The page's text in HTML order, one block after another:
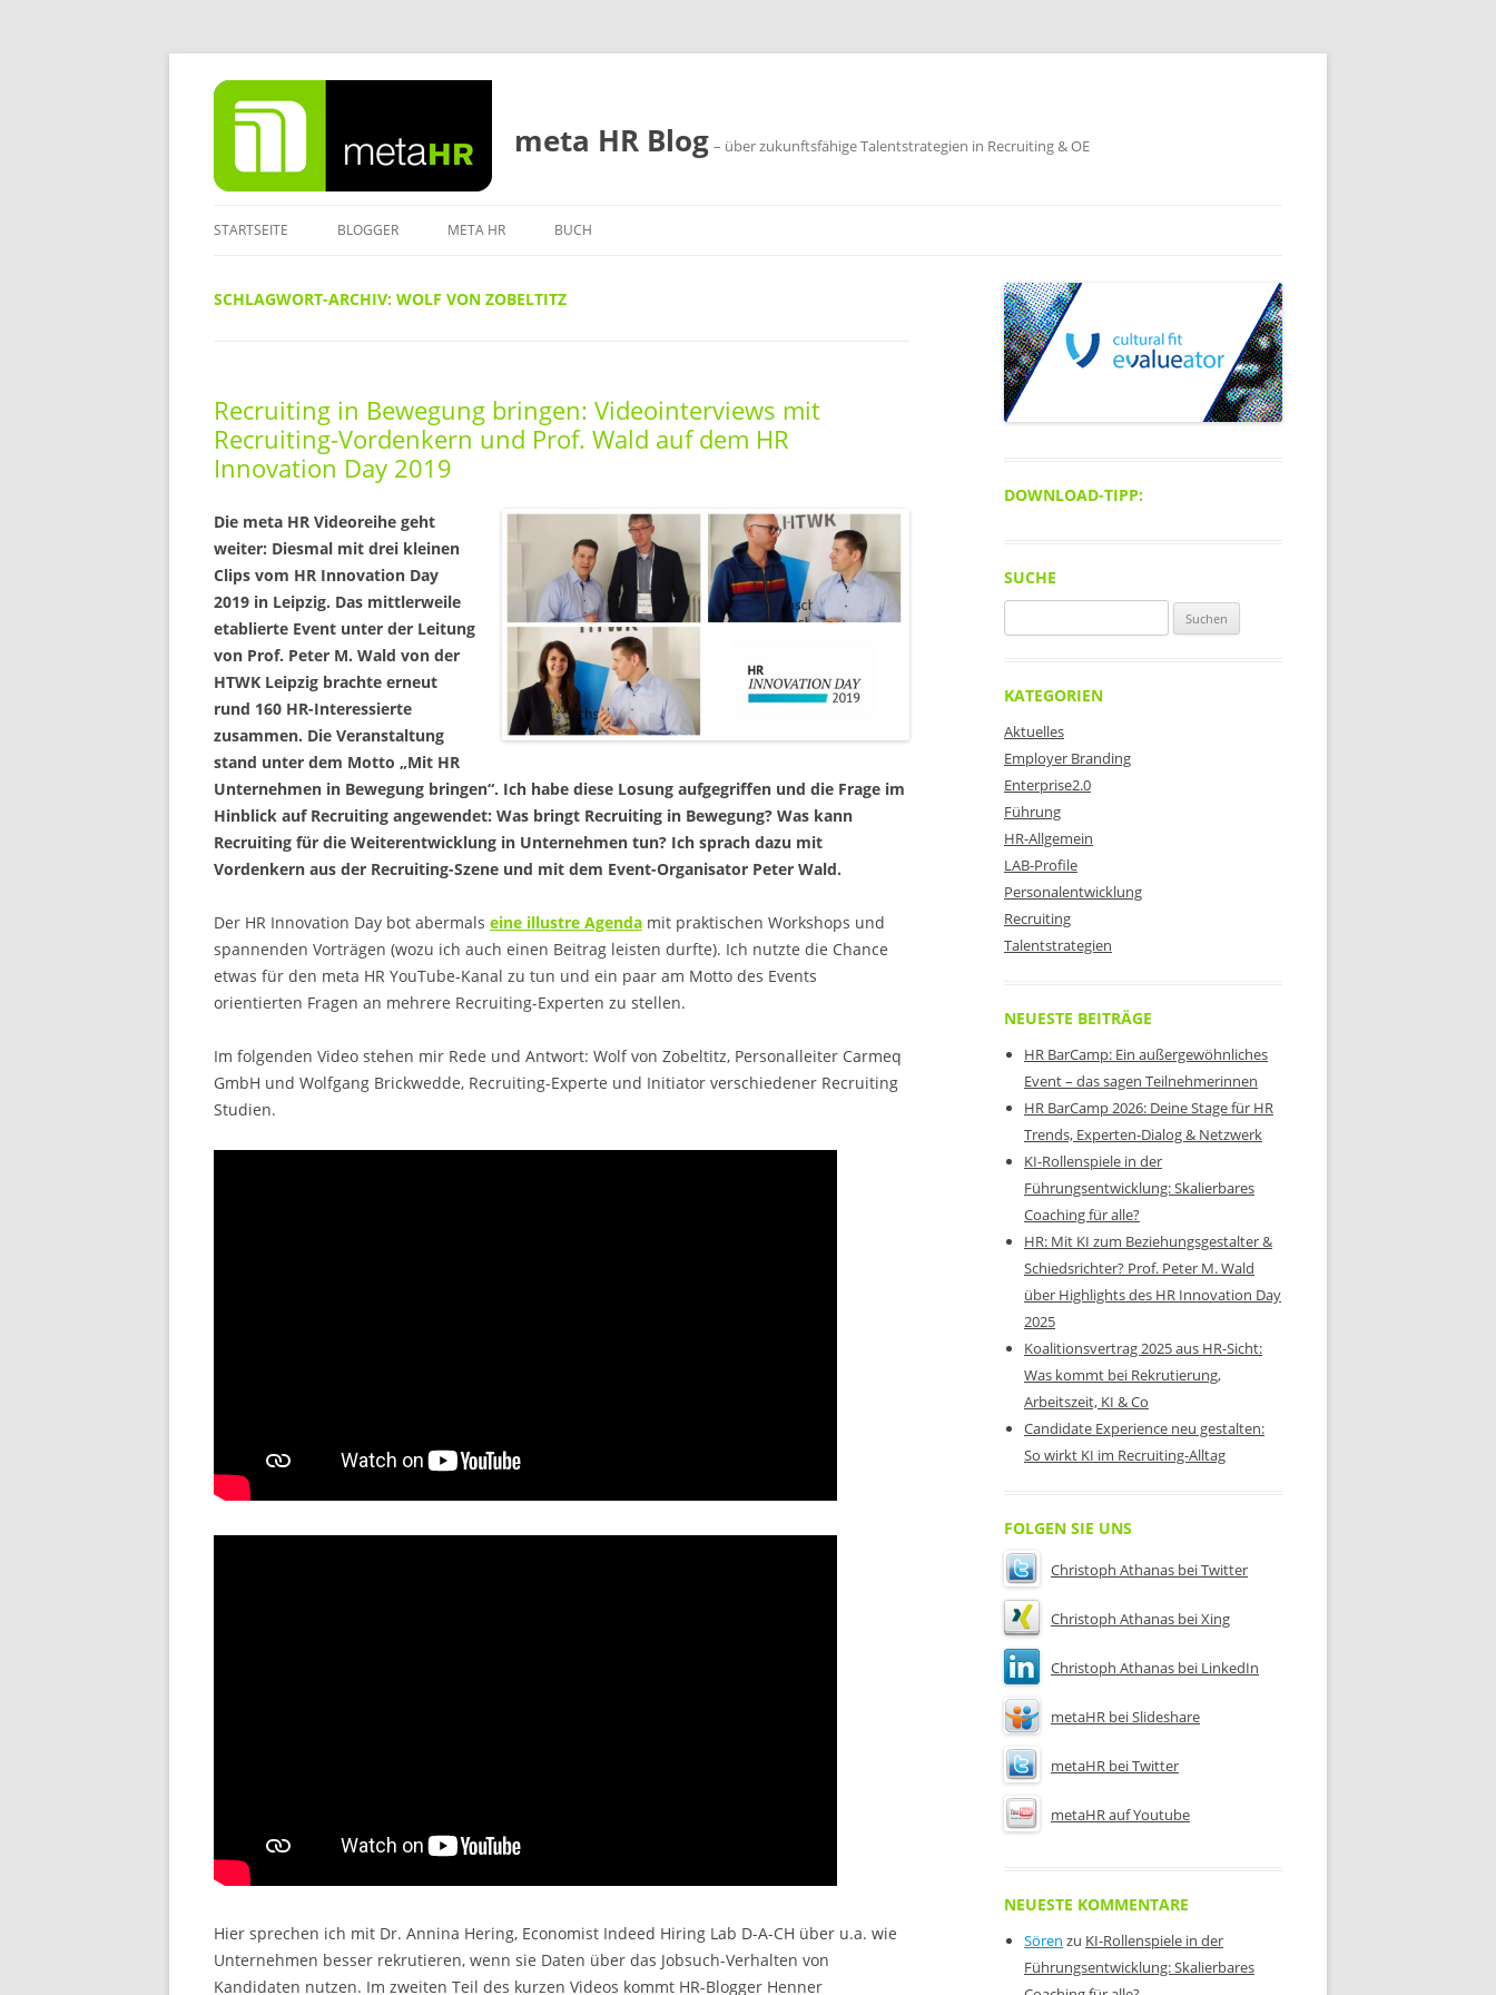
Zum
Inhalt
springen
meta HR Blog – über zukunftsfähige Talentstrategien in Recruiting & OE
STARTSEITE BLOGGER META HR BUCH
SCHLAGWORT-ARCHIV: WOLF VON ZOBELTITZ
Recruiting in Bewegung bringen: Videointerviews mit
Recruiting-Vordenkern und Prof. Wald auf dem HR
Innovation Day 2019
Die meta HR Videoreihe geht
weiter: Diesmal mit drei kleinen
Clips vom HR Innovation Day
2019 in Leipzig. Das mittlerweile
etablierte Event unter der Leitung
von Prof. Peter M. Wald von der
HTWK Leipzig brachte erneut
rund 160 HR-Interessierte
zusammen. Die Veranstaltung
stand unter dem Motto „Mit HR
Unternehmen in Bewegung bringen“. Ich habe diese Losung aufgegriffen und die Frage im
Hinblick auf Recruiting angewendet: Was bringt Recruiting in Bewegung? Was kann
Recruiting für die Weiterentwicklung in Unternehmen tun? Ich sprach dazu mit
Vordenkern aus der Recruiting-Szene und mit dem Event-Organisator Peter Wald.
Der HR Innovation Day bot abermals eine illustre Agenda mit praktischen Workshops und
spannenden Vorträgen (wozu ich auch einen Beitrag leisten durfte). Ich nutzte die Chance
etwas für den meta HR YouTube-Kanal zu tun und ein paar am Motto des Events
orientierten Fragen an mehrere Recruiting-Experten zu stellen.
Im folgenden Video stehen mir Rede und Antwort: Wolf von Zobeltitz, Personalleiter Carmeq
GmbH und Wolfgang Brickwedde, Recruiting-Experte und Initiator verschiedener Recruiting
Studien.
Hier sprechen ich mit Dr. Annina Hering, Economist Indeed Hiring Lab D-A-CH über u.a. wie
Unternehmen besser rekrutieren, wenn sie Daten über das Jobsuch-Verhalten von
Kandidaten nutzen. Im zweiten Teil des kurzen Videos kommt HR-Blogger Henner
DOWNLOAD-TIPP:
SUCHE
nach:
KATEGORIEN
Aktuelles
Employer Branding
Enterprise2.0
Führung
HR-Allgemein
LAB-Profile
Personalentwicklung
Recruiting
Talentstrategien
NEUESTE BEITRÄGE
HR BarCamp: Ein außergewöhnliches
Event – das sagen Teilnehmerinnen
HR BarCamp 2026: Deine Stage für HR
Trends, Experten-Dialog & Netzwerk
KI-Rollenspiele in der
Führungsentwicklung: Skalierbares
Coaching für alle?
HR: Mit KI zum Beziehungsgestalter &
Schiedsrichter? Prof. Peter M. Wald
über Highlights des HR Innovation Day
2025
Koalitionsvertrag 2025 aus HR-Sicht:
Was kommt bei Rekrutierung,
Arbeitszeit, KI & Co
Candidate Experience neu gestalten:
So wirkt KI im Recruiting-Alltag
FOLGEN SIE UNS
Christoph Athanas bei Twitter
Christoph Athanas bei Xing
Christoph Athanas bei LinkedIn
metaHR bei Slideshare
metaHR bei Twitter
metaHR auf Youtube
NEUESTE KOMMENTARE
Sören zu KI-Rollenspiele in der
Führungsentwicklung: Skalierbares